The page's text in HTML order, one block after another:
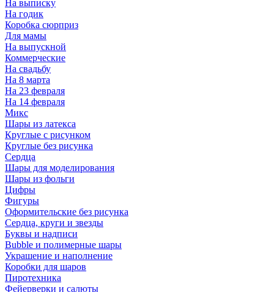
На выписку
На годик
Коробка сюрприз
Для мамы
На выпускной
Коммерческие
На свадьбу
На 8 марта
На 23 февраля
На 14 февраля
Микс
Шары из латекса
Круглые с рисунком
Круглые без рисунка
Сердца
Шары для моделирования
Шары из фольги
Цифры
Фигуры
Оформительские без рисунка
Сердца, круги и звезды
Буквы и надписи
Bubble и полимерные шары
Украшение и наполнение
Коробки для шаров
Пиротехника
Фейерверки и салюты